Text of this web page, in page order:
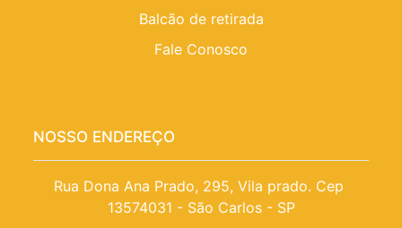
Balcão de retirada
Fale Conosco
NOSSO ENDEREÇO
Rua Dona Ana Prado, 295, Vila prado. Cep
13574031 - São Carlos - SP